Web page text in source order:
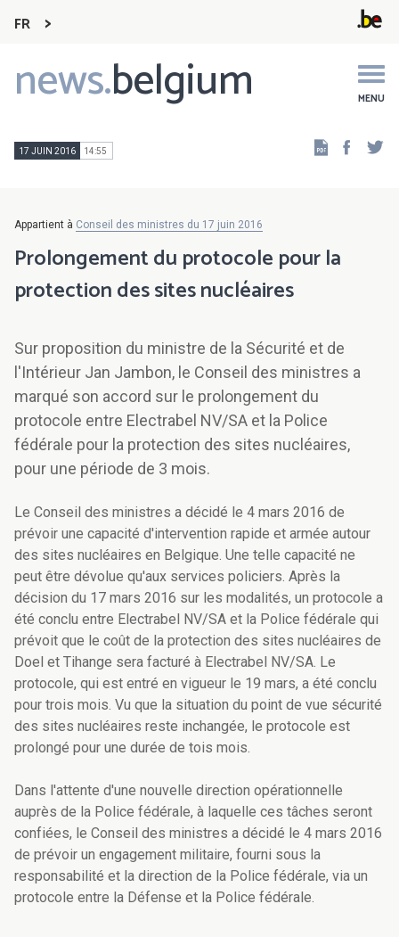
FR
news.belgium MENU
Main
navigation
17 JUIN 2016 14:55
Appartient à Conseil des ministres du 17 juin 2016
Prolongement du protocole pour la
protection des sites nucléaires
Sur proposition du ministre de la Sécurité et de
l'Intérieur Jan Jambon, le Conseil des ministres a
marqué son accord sur le prolongement du
protocole entre Electrabel NV/SA et la Police
fédérale pour la protection des sites nucléaires,
pour une période de 3 mois.
Le Conseil des ministres a décidé le 4 mars 2016 de
prévoir une capacité d'intervention rapide et armée autour
des sites nucléaires en Belgique. Une telle capacité ne
peut être dévolue qu'aux services policiers. Après la
décision du 17 mars 2016 sur les modalités, un protocole a
été conclu entre Electrabel NV/SA et la Police fédérale qui
prévoit que le coût de la protection des sites nucléaires de
Doel et Tihange sera facturé à Electrabel NV/SA. Le
protocole, qui est entré en vigueur le 19 mars, a été conclu
pour trois mois. Vu que la situation du point de vue sécurité
des sites nucléaires reste inchangée, le protocole est
prolongé pour une durée de tois mois.
Dans l'attente d'une nouvelle direction opérationnelle
auprès de la Police fédérale, à laquelle ces tâches seront
confiées, le Conseil des ministres a décidé le 4 mars 2016
de prévoir un engagement militaire, fourni sous la
responsabilité et la direction de la Police fédérale, via un
protocole entre la Défense et la Police fédérale.